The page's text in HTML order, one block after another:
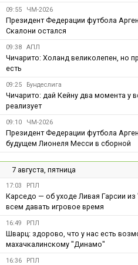
09:55 ЧМ-2026
Президент Федерации футбола
Скалони остался
09:38 АПЛ
Чичарито: Холанд великолепен, но
есть
09:25 Бундеслига
Чичарито: дай Кейну два момента у
реализует
09:10 ЧМ-2026
Президент Федерации футбола
будущем Лионеля Месси в сборной
7 августа, пятница
17:03 РПЛ
Карседо — об уходе Ливая Гарсии
всем давать игровое время
16:49 РПЛ
Шварц: здорово, что у нас есть
махачкалинскому "Динамо"
16:36 РПЛ